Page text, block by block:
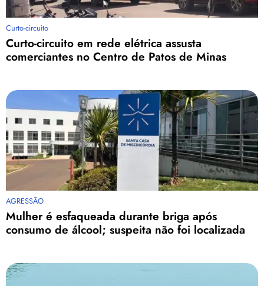
Curto-circuito
Curto-circuito em rede elétrica assusta
comerciantes no Centro de Patos de Minas
AGRESSÃO
Mulher é esfaqueada durante briga após
consumo de álcool; suspeita não foi localizada